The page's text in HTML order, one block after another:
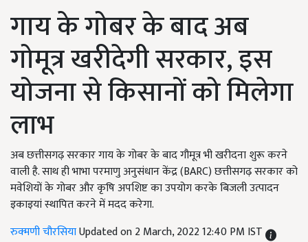
गाय के गोबर के बाद अब
गोमूत्र खरीदेगी सरकार, इस
योजना से किसानों को मिलेगा
लाभ
अब छत्तीसगढ़ सरकार गाय के गोबर के बाद गौमूत्र भी खरीदना शुरू करने
वाली है. साथ ही भाभा परमाणु अनुसंधान केंद्र (BARC) छत्तीसगढ़ सरकार को
मवेशियों के गोबर और कृषि अपशिष्ट का उपयोग करके बिजली उत्पादन
इकाइयां स्थापित करने में मदद करेगा.
रुक्मणी चौरसियाUpdated on 2 March, 2022 12:40 PM IST